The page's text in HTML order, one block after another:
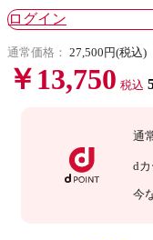
ログイン
通常価格： 27,500円(税込)
￥13,750 税込
通
dカ
今